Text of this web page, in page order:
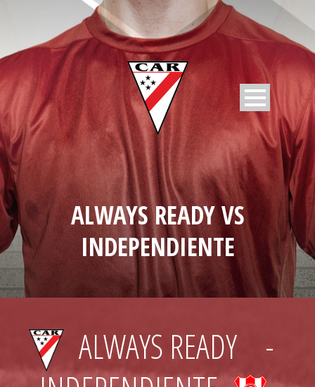
ALWAYS READY VS
INDEPENDIENTE
ALWAYS READY
-